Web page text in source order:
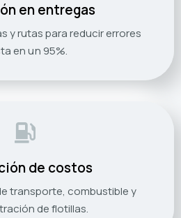
en entregas
y rutas para reducir errores
en un 95%.
de costos
transporte, combustible y
de flotillas.